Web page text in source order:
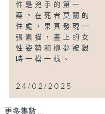
件是兇手的第一
案。在死者莫蘭的
住處，果真發現一
張素描，畫上的女
性姿勢和柳夢被殺
時一模一樣。
24/02/2025
更多集數 ...